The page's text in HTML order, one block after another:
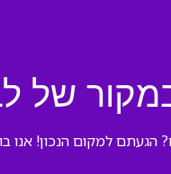
של
למקום הנכון! אנו